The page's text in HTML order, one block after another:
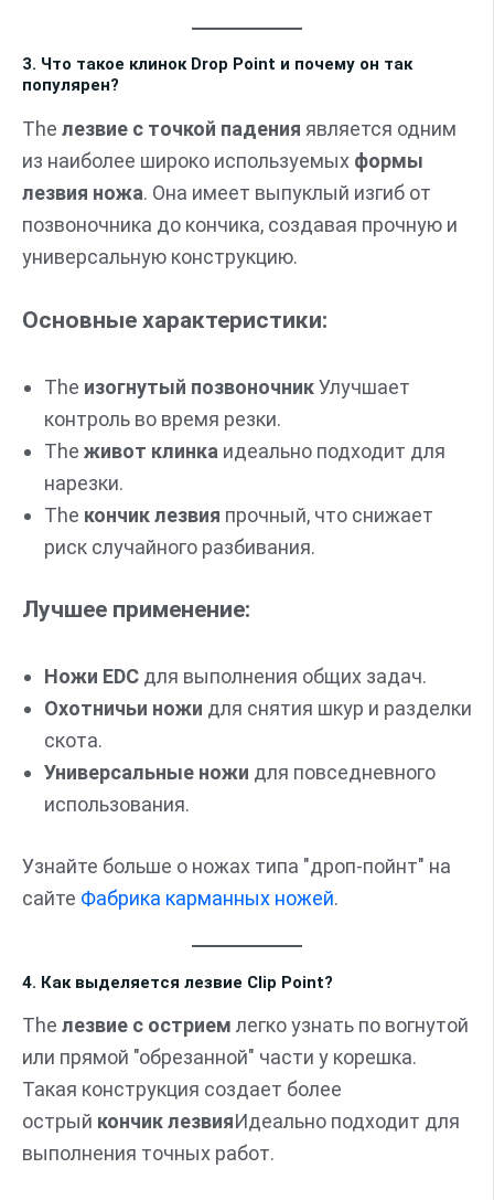
3. Что такое клинок Drop Point и почему он так
популярен?
The лезвие с точкой падения является одним
из наиболее широко используемых формы
лезвия ножа. Она имеет выпуклый изгиб от
позвоночника до кончика, создавая прочную и
универсальную конструкцию.
Основные характеристики:
The изогнутый позвоночникУлучшает
контроль во время резки.
The живот клинка идеально подходит для
нарезки.
The кончик лезвия прочный, что снижает
риск случайного разбивания.
Лучшее применение:
Ножи EDC для выполнения общих задач.
Охотничьи ножи для снятия шкур и разделки
скота.
Универсальные ножи для повседневного
использования.
Узнайте больше о ножах типа "дроп-пойнт" на
сайте Фабрика карманных ножей.
4. Как выделяется лезвие Clip Point?
The лезвие с острием легко узнать по вогнутой
или прямой "обрезанной" части у корешка.
Такая конструкция создает более
острый кончик лезвияИдеально подходит для
выполнения точных работ.